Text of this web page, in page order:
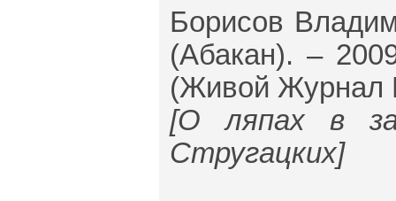
Борисов
(Абакан). –
(Живой Журнал
[О ляпах в
Стругацких]